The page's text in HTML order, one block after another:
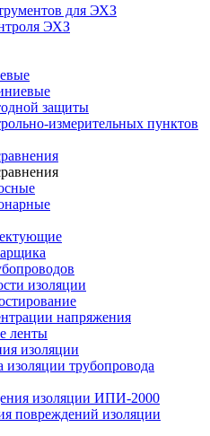
для ЭХЗ
ЭХЗ
защиты
измерительных пунктов
изоляции
напряжения
ленты
изоляции
изоляции трубопровода
изоляции ИПИ-2000
повреждений изоляции